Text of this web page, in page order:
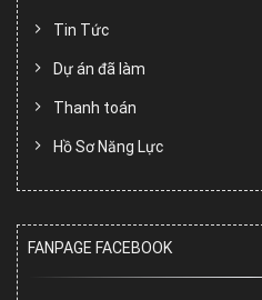
Tin Tức
Dự án đã làm
Thanh toán
Hồ Sơ Năng Lực
FANPAGE FACEBOOK